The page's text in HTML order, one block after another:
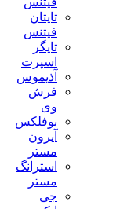
تایتان
فیتنس
تایگر
اسپرت
آذیموس
فرش
بوفلکس
آیرون
استرانگ
جی